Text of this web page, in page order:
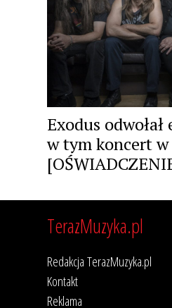
Exodus
w tym koncert w
TerazMuzyka.pl
Redakcja TerazMuzyka.pl
Kontakt
Reklama